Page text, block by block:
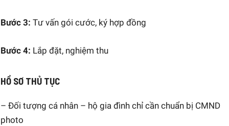
Bước 3: Tư vấn gói cước, ký hợp đồng
Bước 4: Lắp đặt, nghiệm thu
HỒ SƠ THỦ TỤC
– Đối tượng cá nhân – hộ gia đình chỉ cần chuẩn bị CMND
photo